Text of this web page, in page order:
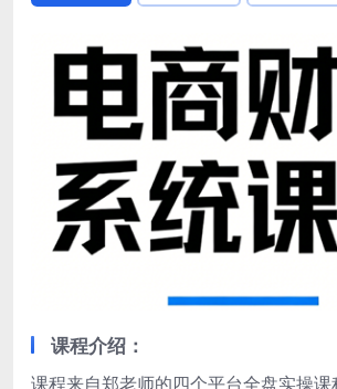
课程介绍：
课程来自郑老师的四个平台全盘实操